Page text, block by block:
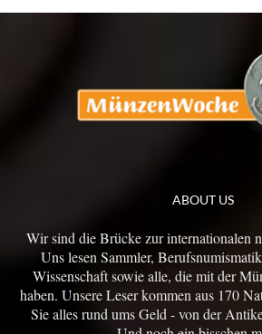
ABOUT US
Wir sind die Brücke zur internationalen
Uns lesen Sammler,
Wissenschaft sowie alle, die mit der
haben. Unsere Leser kommen aus 170
Sie alles rund ums Geld - von der